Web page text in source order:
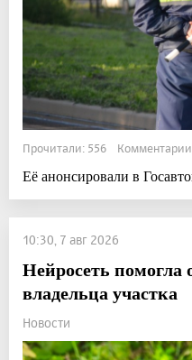
Прочитали: 556
Её анонсировали в
10:30, 7 авг 2026
Нейросеть помогла
владельца участка
Новости